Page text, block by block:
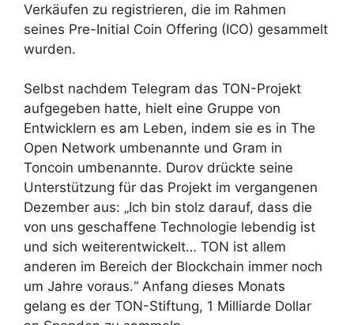
Verkäufen zu registrieren, die im Rahmen
seines Pre-Initial Coin Offering (ICO) gesammelt
wurden.
Selbst nachdem Telegram das TON-Projekt
aufgegeben hatte, hielt eine Gruppe von
Entwicklern es am Leben, indem sie es in The
Open Network umbenannte und Gram in
Toncoin umbenannte. Durov drückte seine
Unterstützung für das Projekt im vergangenen
Dezember aus: „Ich bin stolz darauf, dass die
von uns geschaffene Technologie lebendig ist
und sich weiterentwickelt… TON ist allem
anderen im Bereich der Blockchain immer noch
um Jahre voraus.“ Anfang dieses Monats
gelang es der TON-Stiftung, 1 Milliarde Dollar